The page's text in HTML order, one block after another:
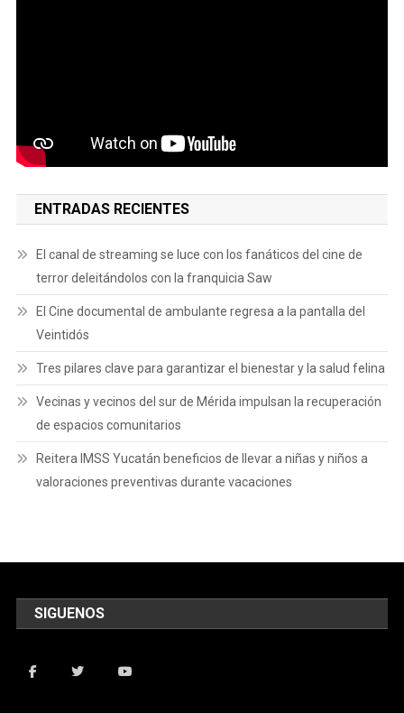
ENTRADAS RECIENTES
El canal de streaming se luce con los fanáticos del cine de
terror deleitándolos con la franquicia Saw
El Cine documental de ambulante regresa a la pantalla del
Veintidós
Tres pilares clave para garantizar el bienestar y la salud felina
Vecinas y vecinos del sur de Mérida impulsan la recuperación
de espacios comunitarios
Reitera IMSS Yucatán beneficios de llevar a niñas y niños a
valoraciones preventivas durante vacaciones
SIGUENOS